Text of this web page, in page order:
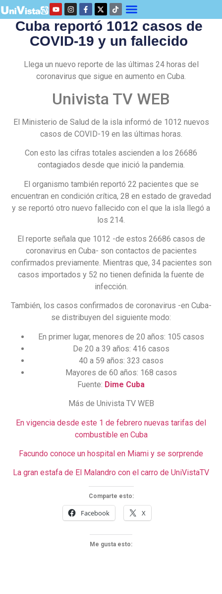
Cuba reportó 1012 casos de
COVID-19 y un fallecido
Llega un nuevo reporte de las últimas 24 horas del
coronavirus que sigue en aumento en Cuba.
Univista TV WEB
El Ministerio de Salud de la isla informó de 1012 nuevos
casos de COVID-19 en las últimas horas.
Con esto las cifras totales ascienden a los 26686
contagiados desde que inició la pandemia.
El organismo también reportó 22 pacientes que se
encuentran en condición crítica, 28 en estado de gravedad
y se reportó otro nuevo fallecido con el que la isla llegó a
los 214.
El reporte señala que 1012 -de estos 26686 casos de
coronavirus en Cuba- son contactos de pacientes
confirmados previamente. Mientras que, 34 pacientes son
casos importados y 52 no tienen definida la fuente de
infección.
También, los casos confirmados de coronavirus -en Cuba-
se distribuyen del siguiente modo:
En primer lugar, menores de 20 años: 105 casos
De 20 a 39 años: 416 casos
40 a 59 años: 323 casos
Mayores de 60 años: 168 casos
Fuente: Dime Cuba
Más de Univista TV WEB
En vigencia desde este 1 de febrero nuevas tarifas del
combustible en Cuba
Facundo conoce un hospital en Miami y se sorprende
La gran estafa de El Malandro con el carro de UniVistaTV
Comparte esto:
Facebook X
Me gusta esto: